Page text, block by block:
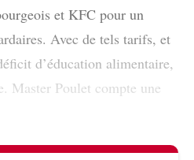
et KFC pour un
Avec de tels tarifs, et
d’éducation alimentaire,
Master Poulet compte une